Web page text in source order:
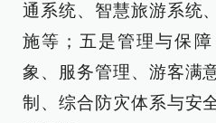
通系统、智慧旅游系统
施等；五是管理与保
象、服务管理、游客满
制、综合防灾体系与安